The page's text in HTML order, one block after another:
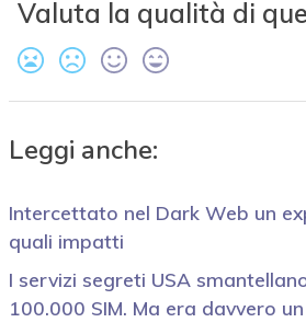
Valuta la qualità di
Leggi anche:
Intercettato nel Dark Web un
quali impatti
I servizi segreti USA
100.000 SIM. Ma era davvero